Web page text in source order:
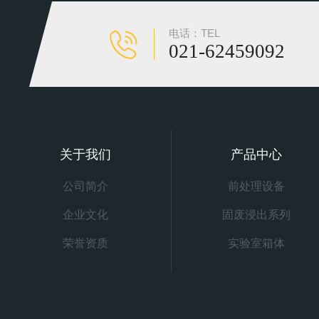
电话：TEL
021-62459092
关于我们
公司简介
企业文化
荣誉资质
产品中心
前处理设备
固废浸出系列
实验室箱体